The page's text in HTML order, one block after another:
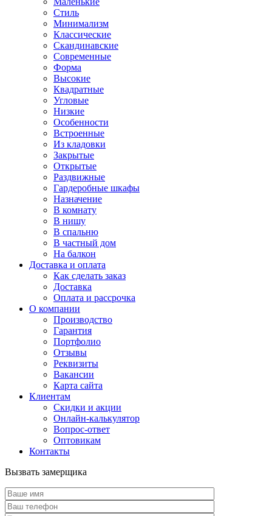
Стиль
Минимализм
Классические
Скандинавские
Современные
Форма
Высокие
Квадратные
Угловые
Низкие
Особенности
Встроенные
Из кладовки
Закрытые
Открытые
Раздвижные
Гардеробные шкафы
Назначение
В комнату
В нишу
В спальню
В частный дом
На балкон
Доставка и оплата
Как сделать заказ
Доставка
Оплата и рассрочка
О компании
Производство
Гарантия
Портфолио
Отзывы
Реквизиты
Вакансии
Карта сайта
Клиентам
Скидки и акции
Онлайн-калькулятор
Вопрос-ответ
Оптовикам
Контакты
Вызвать замерщика